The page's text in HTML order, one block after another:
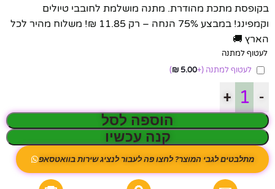
בקופסת מתכת מהודרת. מתנה מושלמת לחובבי טיולים
וקמפינג! במבצע 75% הנחה – רק 11.85 ₪! משלוח מהיר לכל
הארץ 🚚
לעטוף למתנה
לעטוף למתנה (+
5.00
₪
)
-
+
הוספה לסל
קנה עכשיו
מתלבטים לגבי המוצר? לחצו פה לעבור לנציג שירות בוואטסאפ